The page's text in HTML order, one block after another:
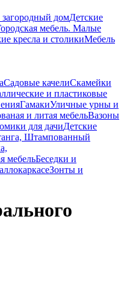
загородный домДетские
мебель. Малые
кресла и столикиМебель
Садовые качелиСкамейки
и пластиковые
ГамакиУличные урны и
и литая мебельВазоны
для дачиДетские
Штампованный
мебельБеседки и
Зонты и